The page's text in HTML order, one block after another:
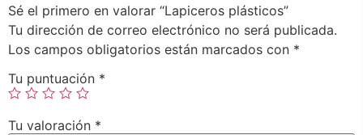
Sé el primero en valorar “Lapiceros plásticos”
Tu dirección de correo electrónico no será publicada.
Los campos obligatorios están marcados con *
Tu puntuación *
Tu valoración *